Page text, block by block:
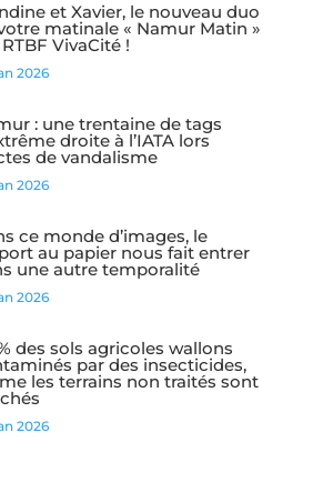
et Xavier, le nouveau duo
matinale « Namur Matin »
VivaCité !
2026
: une trentaine de tags
droite à l’IATA lors
de vandalisme
2026
ce monde d’images, le
au papier nous fait entrer
une autre temporalité
2026
des sols agricoles wallons
par des insecticides,
les terrains non traités sont
2026